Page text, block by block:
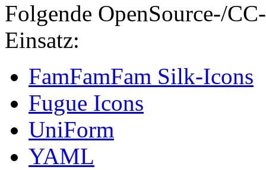
Folgende OpenSource-/
Einsatz:
FamFamFam Silk-Icons
Fugue Icons
UniForm
YAML